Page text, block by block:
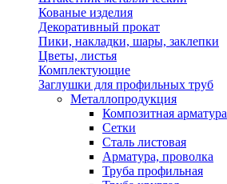
Кованые изделия
Декоративный прокат
Пики, накладки, шары, заклепки
Цветы, листья
Комплектующие
Заглушки для профильных труб
Металлопродукция
Композитная арматура
Сетки
Сталь листовая
Арматура, проволка
Труба профильная